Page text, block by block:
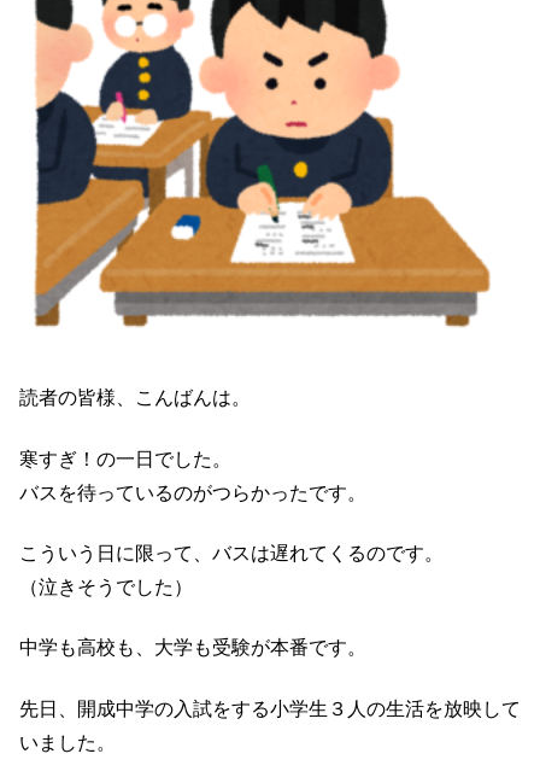
読者の皆様、こんばんは。
寒すぎ！の一日でした。
バスを待っているのがつらかったです。
こういう日に限って、バスは遅れてくるのです。
（泣きそうでした）
中学も高校も、大学も受験が本番です。
先日、開成中学の入試をする小学生３人の生活を放映して
いました。